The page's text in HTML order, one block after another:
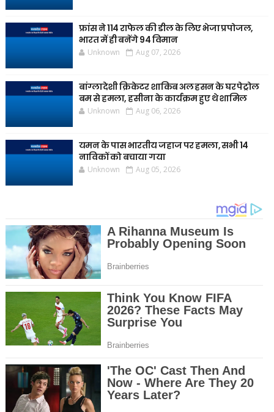
फ्रांस ने 114 राफेल की डील के लिए भेजा प्रपोजल,
भारत में ही बनेंगे 94 विमान
Unknown Aug 07, 2026
बांग्लादेशी क्रिकेटर शाकिब अल हसन के घर पेट्रोल
बम से हमला, हसीना के कार्यक्रम हुए थे शामिल
Unknown Aug 06, 2026
यमन के पास भारतीय जहाज पर हमला, सभी 14
नाविकों को बचाया गया
Unknown Aug 05, 2026